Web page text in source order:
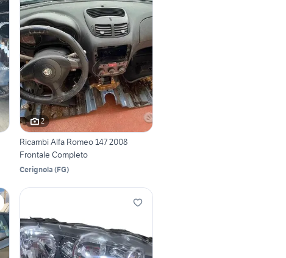
2
Ricambi Alfa Romeo 147 2008
Frontale Completo
Cerignola (FG)